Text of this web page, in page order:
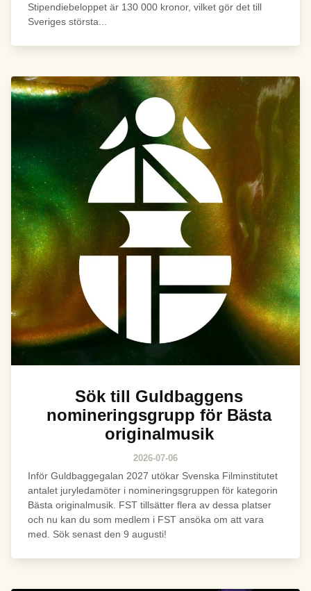
Stipendiebeloppet är 130 000 kronor, vilket gör det till
Sveriges största...
Bild
Sök till Guldbaggens
nomineringsgrupp för Bästa
originalmusik
2026-07-06
Inför Guldbaggegalan 2027 utökar Svenska Filminstitutet
antalet juryledamöter i nomineringsgruppen för kategorin
Bästa originalmusik. FST tillsätter flera av dessa platser
och nu kan du som medlem i FST ansöka om att vara
med. Sök senast den 9 augusti!